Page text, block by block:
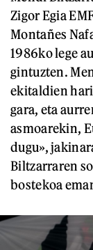
Zigor Egia
Montañes
1986ko lege
gintuzten.
ekitaldien
gara, eta
asmoarekin,
dugu»,
Biltzarraren
bostekoa